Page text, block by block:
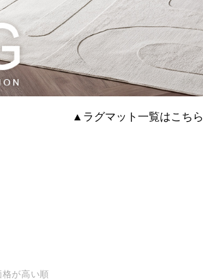
▲ラグマット一覧はこちら
格が高い順